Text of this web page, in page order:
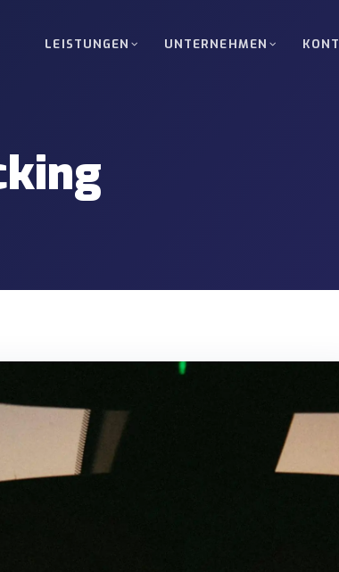
LEISTUNGEN
Services für kleine Sendungen.
zu Lagern, Werken oder
Kran- &
und regelmäßiger Kunden-
Haus-zu-
Lieferadresse.
UNTERNEHMEN